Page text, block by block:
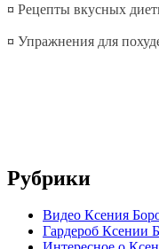
¤ Рецепты вкусных
¤ Упражнения для
Рубрики
Видео Ксения
Гардероб Ксении